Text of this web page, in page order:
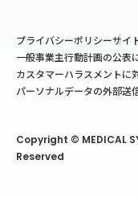
プライバシーポリシーサイ
一般事業主行動計画の公表
カスタマーハラスメントに
パーソナルデータの外部送
Copyright © MEDICAL
Reserved